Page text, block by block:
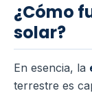
¿Cómo
solar?
En esencia, la
terrestre es